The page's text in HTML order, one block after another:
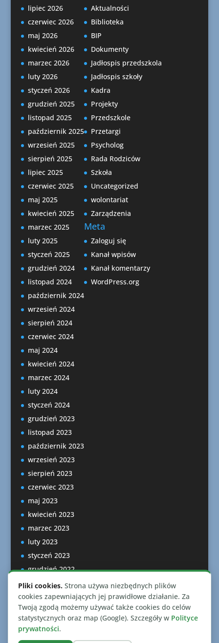
lipiec 2026
czerwiec 2026
maj 2026
kwiecień 2026
marzec 2026
luty 2026
styczeń 2026
grudzień 2025
listopad 2025
październik 2025
wrzesień 2025
sierpień 2025
lipiec 2025
czerwiec 2025
maj 2025
kwiecień 2025
marzec 2025
luty 2025
styczeń 2025
grudzień 2024
listopad 2024
październik 2024
wrzesień 2024
sierpień 2024
czerwiec 2024
maj 2024
kwiecień 2024
marzec 2024
luty 2024
styczeń 2024
grudzień 2023
listopad 2023
październik 2023
wrzesień 2023
sierpień 2023
czerwiec 2023
maj 2023
kwiecień 2023
marzec 2023
luty 2023
styczeń 2023
grudzień 2022
listopad 2022
październik 2022
Aktualności
Biblioteka
BIP
Dokumenty
Jadłospis przedszkola
Jadłospis szkoły
Kadra
Projekty
Przedszkole
Przetargi
Psycholog
Rada Rodziców
Szkoła
Uncategorized
wolontariat
Zarządzenia
Meta
Zaloguj się
Kanał wpisów
Kanał komentarzy
WordPress.org
Pliki cookies. Strona używa niezbędnych plików
cookies zapewniających jej prawidłowe działanie. Za
Twoją zgodą możemy używać także cookies do celów
statystycznych oraz map (Google). Szczegóły w Polityce
prywatności.